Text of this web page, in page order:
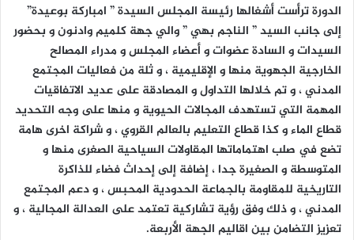
الدورة ترأست أشغالها رئيسة المجلس السيدة ” امباركة بوعيدة”
إلى جانب السيد ” الناجم بهي ” والي جهة كلميم وادنون و بحضور
السيدات و السادة عضوات و أعضاء المجلس و مدراء المصالح
الخارجية الجهوية منها و الإقليمية ، و ثلة من فعاليات المجتمع
المدني ، و تم خلالها التداول و المصادقة على عديد الاتفاقيات
المهمة التي تستهدف المجالات الحيوية و منها على وجه التحديد
قطاع الماء و كذا قطاع التعليم بالعالم القروي ، و شراكة اخرى هامة
تضع في صلب اهتماماتها المقاولات السياحية الصغرى منها و
المتوسطة و الصغيرة جدا ، إضافة إلى إحداث فضاء للذاكرة
التاريخية للمقاومة بالجماعة الحدودية المحبس ، و دعم المجتمع
المدني ، و ذلك وفق رؤية تشاركية تعتمد على العدالة المجالية ، و
تعزيز التضامن بين اقاليم الجهة الأربعة.